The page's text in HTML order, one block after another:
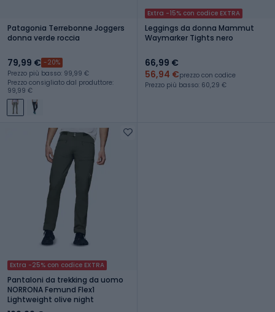
Patagonia Terrebonne Joggers
donna verde roccia
79,99 € -20%
Prezzo più basso: 99,99 €
Prezzo consigliato dal produttore:
99,99 €
Extra -15% con codice EXTRA
Leggings da donna Mammut
Waymarker Tights nero
66,99 €
56,94 €prezzo con codice
Prezzo più basso: 60,29 €
Extra -25% con codice EXTRA
Pantaloni da trekking da uomo
NORRONA Femund Flex1
Lightweight olive night